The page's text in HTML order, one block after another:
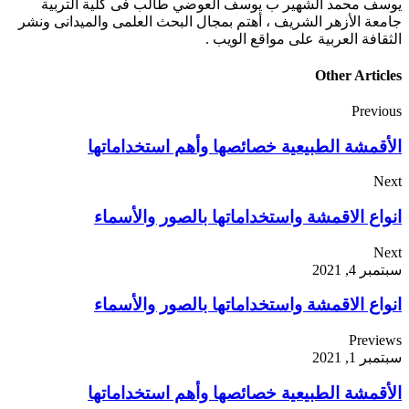
يوسف محمد الشهير ب يوسف العوضي طالب فى كلية التربية
جامعة الأزهر الشريف ، أهتم بمجال البحث العلمى والميدانى ونشر
الثقافة العربية على مواقع الويب .
Other Articles
Previous
الأقمشة الطبيعية خصائصها وأهم استخداماتها
Next
انواع الاقمشة واستخداماتها بالصور والأسماء
Next
سبتمبر 4, 2021
انواع الاقمشة واستخداماتها بالصور والأسماء
Previews
سبتمبر 1, 2021
الأقمشة الطبيعية خصائصها وأهم استخداماتها